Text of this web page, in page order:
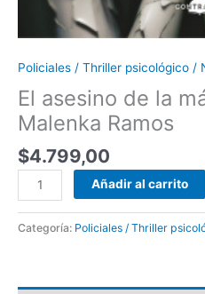
Policiales / Thriller psicológico /
El asesino de la
Malenka Ramos
$4.799,00
Añadir al carrito
Categoría: Policiales / Thriller